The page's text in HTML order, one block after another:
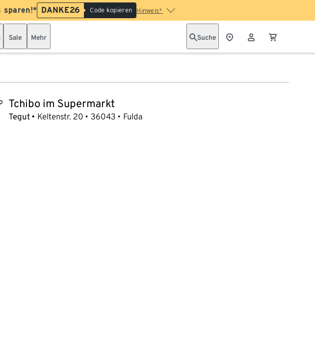
sparen!* DANKE26 Code kopieren Hinweis*
Sale Mehr Suche
Tchibo im Supermarkt
Tegut Keltenstr. 20 36043 Fulda